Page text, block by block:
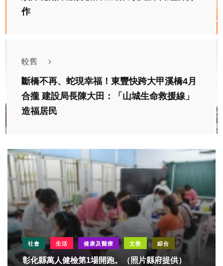
作
較舊
斷橋不再、蛇現幸福！東豐快跨大甲溪橋4月
合攏 建設局長陳大田：「山城生命救援線」
造福居民
社會 生活 健康及醫療 文教 綜合
彰化縣萬人健檢第1場開跑。（照片縣府提供）